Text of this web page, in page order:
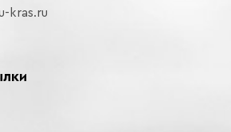
kras.ru